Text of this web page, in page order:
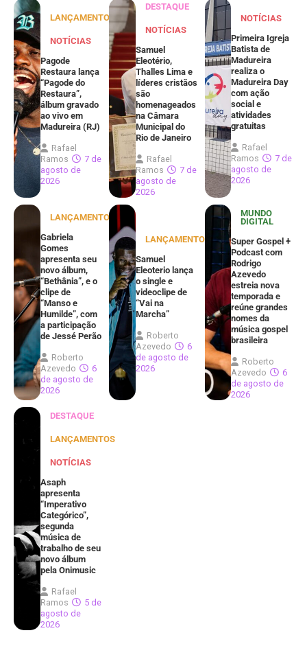
LANÇAMENTOS
NOTÍCIAS
Pagode
Restaura lança
“Pagode do
Restaura”,
álbum gravado
ao vivo em
Madureira (RJ)
Rafael
Ramos
7 de
agosto de
2026
DESTAQUE
NOTÍCIAS
Samuel
Eleotério,
Thalles Lima e
líderes cristãos
são
homenageados
na Câmara
Municipal do
Rio de Janeiro
Rafael
Ramos
7 de
agosto de
2026
NOTÍCIAS
Primeira Igreja
Batista de
Madureira
realiza o
Madureira Day
com ação
social e
atividades
gratuitas
Rafael
Ramos
7 de
agosto de
2026
LANÇAMENTOS
Gabriela
Gomes
apresenta seu
novo álbum,
“Bethânia”, e o
clipe de
“Manso e
Humilde”, com
a participação
de Jessé Perão
Roberto
Azevedo
6
de agosto de
2026
LANÇAMENTOS
Samuel
Eleoterio lança
o single e
videoclipe de
“Vai na
Marcha”
Roberto
Azevedo
6
de agosto de
2026
MUNDO
DIGITAL
Super Gospel +
Podcast com
Rodrigo
Azevedo
estreia nova
temporada e
reúne grandes
nomes da
música gospel
brasileira
Roberto
Azevedo
6
de agosto de
2026
DESTAQUE
LANÇAMENTOS
NOTÍCIAS
Asaph
apresenta
“Imperativo
Categórico”,
segunda
música de
trabalho de seu
novo álbum
pela Onimusic
Rafael
Ramos
5 de
agosto de
2026